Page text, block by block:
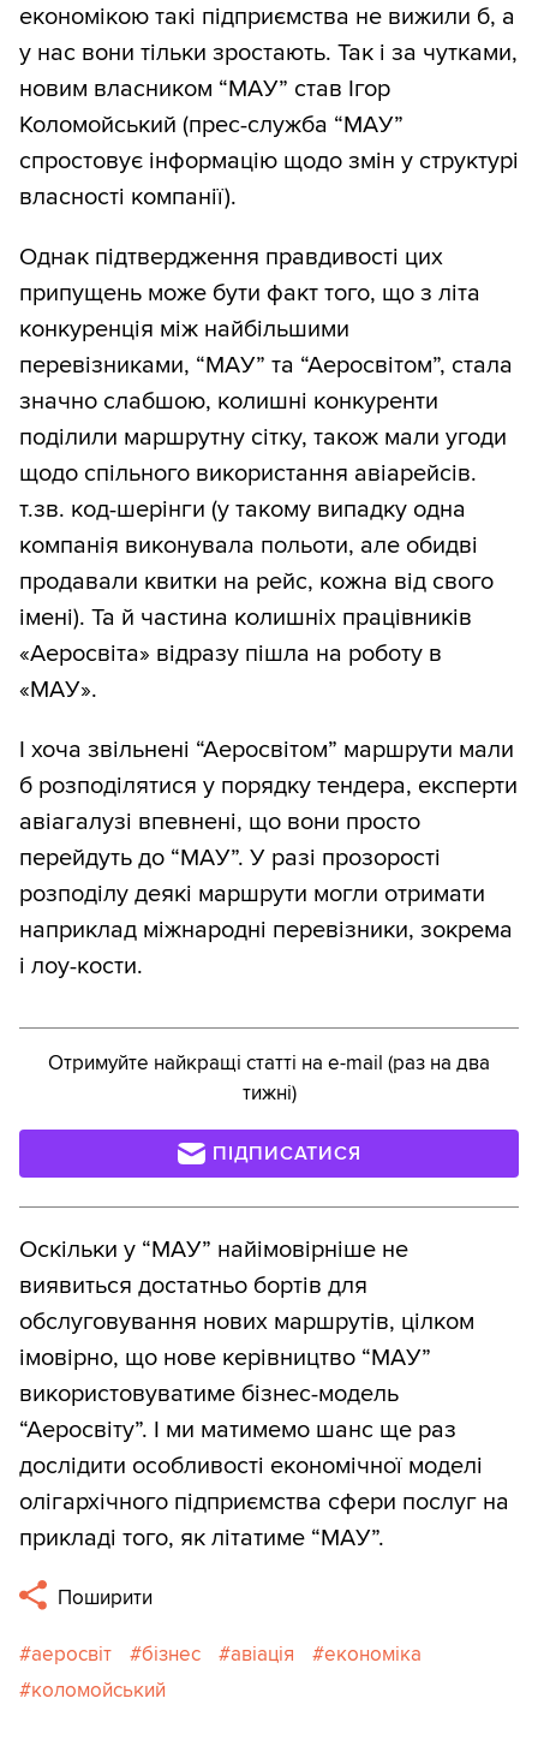
економікою такі підприємства не вижили б, а
у нас вони тільки зростають. Так і за чутками,
новим власником “МАУ” став Ігор
Коломойський (прес-служба “МАУ”
спростовує інформацію щодо змін у структурі
власності компанії).
Однак підтвердження правдивості цих
припущень може бути факт того, що з літа
конкуренція між найбільшими
перевізниками, “МАУ” та “Аеросвітом”, стала
значно слабшою, колишні конкуренти
поділили маршрутну сітку, також мали угоди
щодо спільного використання авіарейсів.
т.зв. код-шерінги (у такому випадку одна
компанія виконувала польоти, але обидві
продавали квитки на рейс, кожна від свого
імені). Та й частина колишніх працівників
«Аеросвіта» відразу пішла на роботу в
«МАУ».
І хоча звільнені “Аеросвітом” маршрути мали
б розподілятися у порядку тендера, експерти
авіагалузі впевнені, що вони просто
перейдуть до “МАУ”. У разі прозорості
розподілу деякі маршрути могли отримати
наприклад міжнародні перевізники, зокрема
і лоу-кости.
Отримуйте найкращі статті на e-mail (раз на два
тижні)
ПІДПИСАТИСЯ
Оскільки у “МАУ” найімовірніше не
виявиться достатньо бортів для
обслуговування нових маршрутів, цілком
імовірно, що нове керівництво “МАУ”
використовуватиме бізнес-модель
“Аеросвіту”. І ми матимемо шанс ще раз
дослідити особливості економічної моделі
олігархічного підприємства сфери послуг на
прикладі того, як літатиме “МАУ”.
Поширити
аеросвіт бізнес авіація
економіка
коломойський